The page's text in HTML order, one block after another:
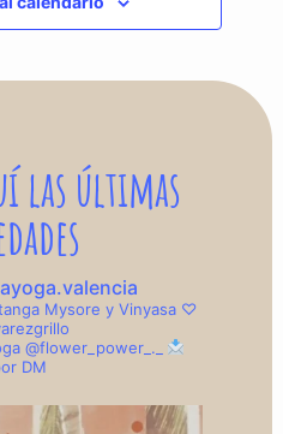
las últimas
Mysore y Vinyasa♡
@flower_power_._
DM